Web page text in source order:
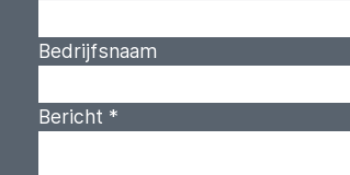
Bedrijfsnaam
Bericht *